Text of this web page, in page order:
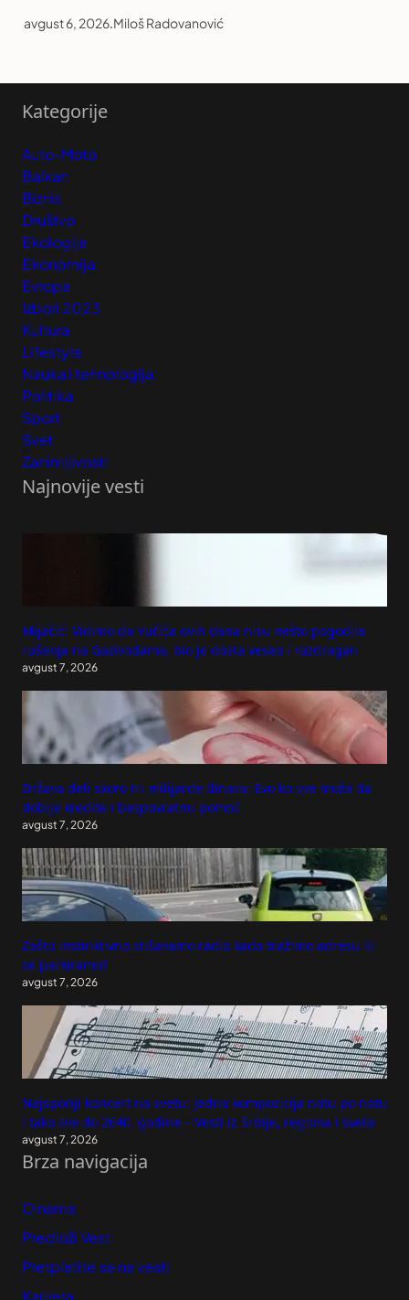
avgust 6, 2026.Miloš Radovanović
Kategorije
Auto-Moto
Balkan
Biznis
Društvo
Ekologija
Ekonomija
Evropa
Izbori 2023
Kultura
Lifestyle
Nauka i tehnologija
Politika
Sport
Svet
Zanimljivosti
Najnovije vesti
Mijačić: Vidimo da Vučića ovih dana nisu nešto pogodila
rušenja na Gazivodama, bio je dosta veseo i razdragan
avgust 7, 2026
Država deli skoro tri milijarde dinara: Evo ko sve može da
dobije kredite i bespovratnu pomoć
avgust 7, 2026
Zašto instinktivno stišavamo radio kada tražimo adresu ili
se parkiramo?
avgust 7, 2026
Najsporiji koncert na svetu: Jedna kompozicija notu po notu
i tako sve do 2640. godine – Vesti iz Srbije, regiona i sveta
avgust 7, 2026
Brza navigacija
O nama
Predloži Vest
Pretplatite se na vesti
Karijera